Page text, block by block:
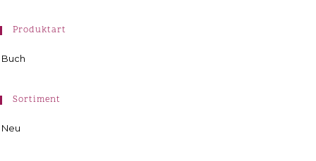
Produktart
Buch
Sortiment
Neu